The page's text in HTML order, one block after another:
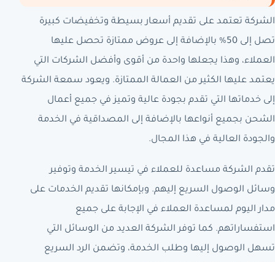
الشركة تعتمد على تقديم أسعار بسيطة وتخفيضات كبيرة
تصل إلى 50% بالإضافة إلى عروض ممتازة تحصل عليها
العملاء، وهذا يجعلها واحدة من أقوى وأفضل الشركات التي
يعتمد عليها الكثير من العمالة الممتازة. ويعود سمعة الشركة
إلى خدماتها التي تقدم بجودة عالية وتميز في جميع أعمال
الشحن بجميع أنواعها بالإضافة إلى المصداقية في الخدمة
والجودة العالية في هذا المجال.
تقدم الشركة مساعدة للعملاء في تيسير الخدمة وتوفير
وسائل الوصول السريع إليهم. وبإمكانها تقديم الخدمات على
مدار اليوم لمساعدة العملاء في الإجابة على جميع
استفساراتهم. كما توفر الشركة العديد من الوسائل التي
تسهل الوصول إليها وطلب الخدمة، وتضمن الرد السريع